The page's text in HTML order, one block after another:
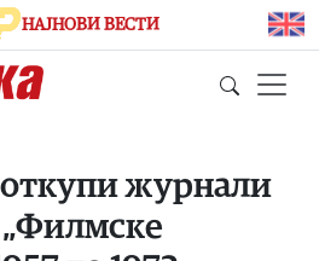
НАЈНОВИ ВЕСТИ
журнали
„Филмске